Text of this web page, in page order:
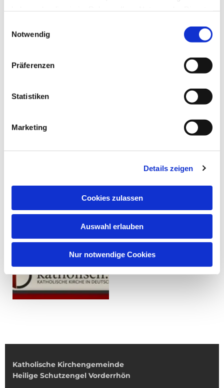
Notwendig
Präferenzen
Statistiken
Marketing
Details zeigen
Cookies zulassen
Auswahl erlauben
Nur notwendige Cookies
Katholische Kirchengemeinde
Heilige Schutzengel Vorderrhön